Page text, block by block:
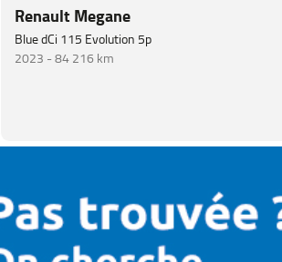
Renault Megane
Blue dCi 115 Evolution 5p
2023 -84 216 km